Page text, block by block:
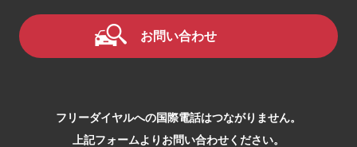
お問い合わせ
フリーダイヤルへの国際電話はつながりません。
上記フォームよりお問い合わせください。